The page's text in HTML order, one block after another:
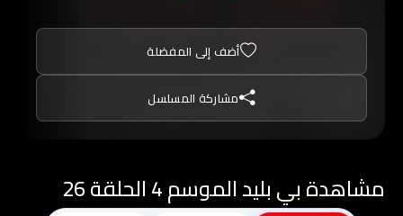
إلا ان يمان يقوم بانقاذه، ومن ثم يخوض معركة ضد
عصابة جامعي النفاط، فيهزمهم، وبعدها يتحداه
قائدهم كمال الذي يملك بلبل الليث الضاري.
أضف إلى المفضلة
مشاركة المسلسل
مشاهدة بي بليد الموسم 4 الحلقة 26